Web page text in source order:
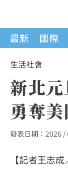
最新 國際
生活社會
新北
勇奪
發表日期： 2026 /
【記者王志